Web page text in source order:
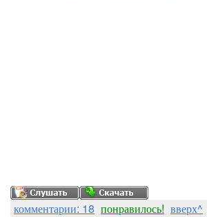
комментарии: 18 понравилось! вверх^